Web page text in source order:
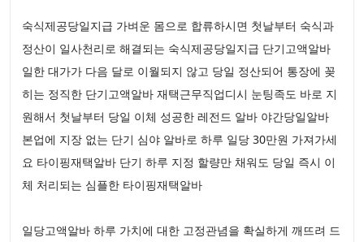
숙식제공당일지급 가벼운 몸으로 합류하시면 첫날부터 숙식과
정산이 일사천리로 해결되는 숙식제공당일지급 단기고액알바
일한 대가가 다음 달로 이월되지 않고 당일 정산되어 통장에 꽂
히는 정직한 단기고액알바 재택근무직업디시 눈팅족도 바로 지
원해서 첫날부터 당일 이체 성공한 레전드 알바 야간당일알바
본업에 지장 없는 단기 심야 알바로 하루 일당 30만원 가져가세
요 타이핑재택알바 단기 하루 지정 할량만 채워도 당일 즉시 이
체 처리되는 심플한 타이핑재택알바
일당고액알바 하루 가치에 대한 고정관념을 확실하게 깨뜨려 드